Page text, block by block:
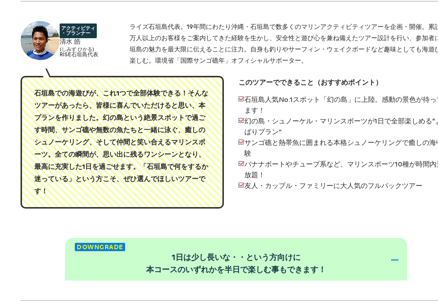
アクティビティ
・プランナー
清水 皓
(しみず ひかる)
RISE石垣島代表
ライズ石垣島代表。19年間にわたり沖縄・石垣島で数多くのマリンアクティビティツアーを企画・開催。累
万人以上のお客様をご案内してきた経験を生かし、安全性と遊び心を兼ね備えたツアー設計を行い、参加者
垣島の魅力を最大限に伝えることに注力。自身も釣りやサーフィン・ウェイクボードなど趣味としても海遊
楽しむ。環境省「国際サンゴ礁年」オフィシャルサポーター。
石垣島での海遊びが、これ1つで全部体験できる！そんな
ツアーがあったら、皆様に喜んでいただけると思い、本
プランを作りました。幻の島という絶景スポットで過ご
す時間、サンゴ礁や無数の魚たちと一緒に泳ぐ、癒しの
シュノーケリング、そして仲間と笑い合えるマリンスポ
ーツ。全ての瞬間が、思い出に残るワンシーンとなり、
最高に充実した1日を過ごせます。「石垣島で何をするか
迷っている」という方こそ、ぜひ選んでほしいツアーで
す！
このツアーでできること（おすすめポイント）
石垣島人気No.1スポット「幻の島」に上陸。感動の景色が待
ます！
幻の島・シュノーケル・マリンスポーツが1日で全部楽しめる“
ばりプラン”
サンゴ礁と熱帯魚に囲まれる本格シュノーケリングで癒しの海
験
バナナボートやチューブ系など、マリンスポーツ10種が時間
放題！
友人・カップル・ファミリーに大人気のフルパックツアー
DOWNGRADE
1日は少し長いな・・という方向けに
本コースのいずれかを半日で楽しむ事もできます！
「幻の島・シュノーケリングだけ楽しみたい」「マリンスポーツだけで十分」とい